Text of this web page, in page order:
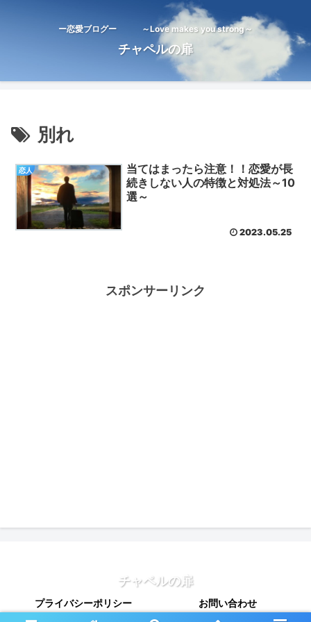
ー恋愛ブログー ～Love makes you strong～
チャペルの扉
別れ
恋人
当てはまったら注意！！恋愛が長
続きしない人の特徴と対処法～10
選～
2023.05.25
スポンサーリンク
チャペルの扉
プライバシーポリシー お問い合わせ